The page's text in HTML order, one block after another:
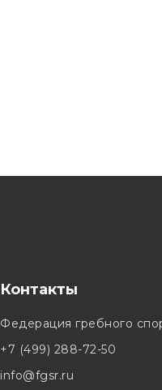
Контакты
Федерация гребного
+7 (499) 288-72-50
info@fgsr.ru